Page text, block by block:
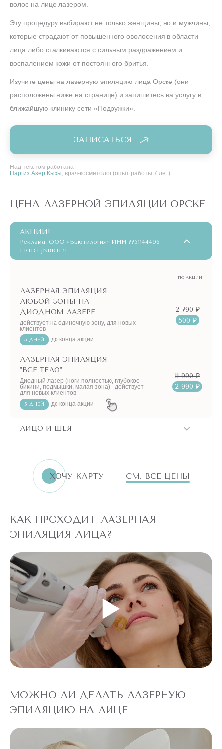
волос на лице лазером.
Эту процедуру выбирают не только женщины, но и мужчины,
которые страдают от повышенного оволосения в области
лица либо сталкиваются с сильным раздражением и
воспалением кожи от постоянного бритья.
Изучите цены на лазерную эпиляцию лица Орске (они
расположены ниже на странице) и запишитесь на услугу в
ближайшую клинику сети «Подружки».
ЗАПИСАТЬСЯ
Над текстом работала
Наргиз Азер Кызы, врач-косметолог (опыт работы 7 лет).
ЦЕНА ЛАЗЕРНОЙ ЭПИЛЯЦИИ ОРСКЕ
АКЦИИ!
Реклама. ООО «Бьютилогия» ИНН 7751144496
ERID:LjN8K4L1t
ПО АКЦИИ
ЛАЗЕРНАЯ ЭПИЛЯЦИЯ
ЛЮБОЙ ЗОНЫ НА
ДИОДНОМ ЛАЗЕРЕ
действует на одиночную зону, для новых
клиентов
5 ДНЕЙ до конца акции
2 790 ₽
500 ₽
ЛАЗЕРНАЯ ЭПИЛЯЦИЯ
"ВСЕ ТЕЛО"
Диодный лазер (ноги полностью, глубокое
бикини, подмышки, малая зона) - действует
для новых клиентов
5 ДНЕЙ до конца акции
11 990 ₽
2 990 ₽
ЛИЦО И ШЕЯ
ХОЧУ КАРТУ СМ. ВСЕ ЦЕНЫ
КАК ПРОХОДИТ ЛАЗЕРНАЯ
ЭПИЛЯЦИЯ ЛИЦА?
МОЖНО ЛИ ДЕЛАТЬ ЛАЗЕРНУЮ
ЭПИЛЯЦИЮ НА ЛИЦЕ